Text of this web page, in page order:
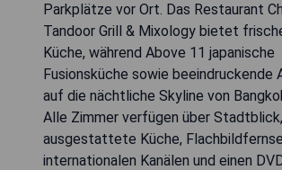
Parkplätze vor Ort. Das Restaurant
Tandoor Grill & Mixology bietet
Küche, während Above 11 japanische
Fusionsküche sowie beeindruckende
auf die nächtliche Skyline von
Alle Zimmer verfügen über
ausgestattete Küche,
internationalen Kanälen und einen